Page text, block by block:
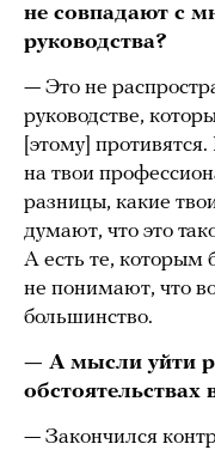
не совпадают с
руководства?
— Это не
руководстве,
[этому]
на твои
разницы, какие
думают, что это
А есть те, которым
не понимают, что
большинство.
— А мысли уйти
обстоятельствах
— Закончился